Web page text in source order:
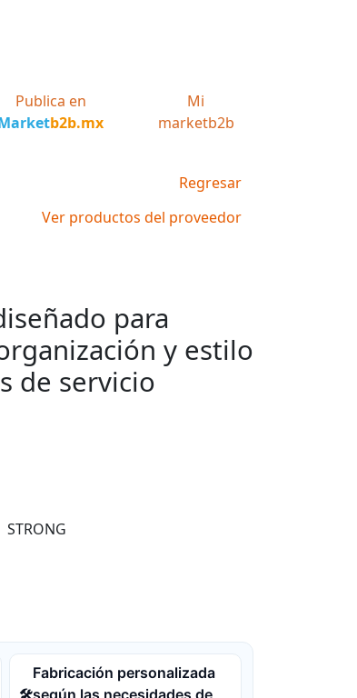
Publica en
b2b.mx
Mi
marketb2b
Regresar
Ver productos del proveedor
para
y estilo
de servicio
STRONG
🛠️
Fabricación personalizada
según las necesidades de